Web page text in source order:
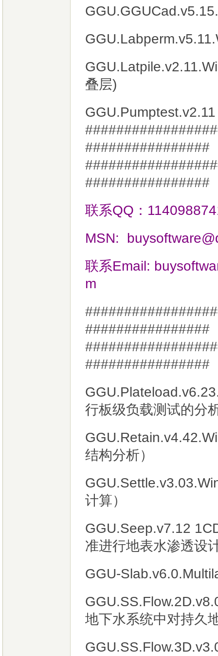
叠层)
################
################
联系QQ：
MSN:
联系Email:
m
################
行板级负载测试的分
结构分析）
计算）
GGU.Seep.v7.12
准进行地表水渗透设
GGU-
地下水系统中对持久